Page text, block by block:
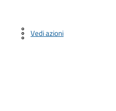
Vedi azioni